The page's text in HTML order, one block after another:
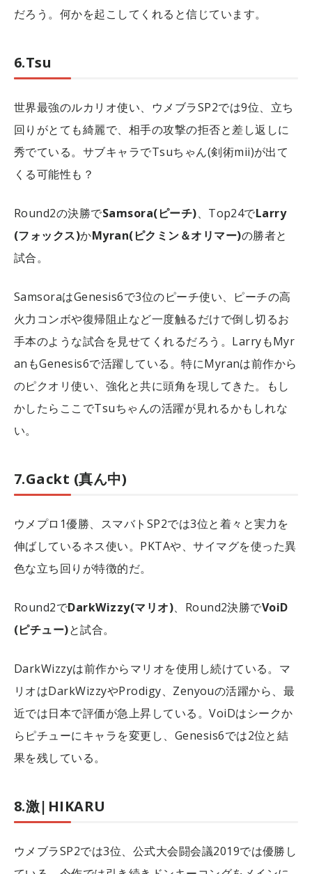
だろう。何かを起こしてくれると信じています。
6.Tsu
世界最強のルカリオ使い、ウメブラSP2では9位、立ち
回りがとても綺麗で、相手の攻撃の拒否と差し返しに
秀でている。サブキャラでTsuちゃん(剣術mii)が出て
くる可能性も？
Round2の決勝でSamsora(ピーチ)、Top24でLarry
(フォックス)かMyran(ピクミン＆オリマー)の勝者と
試合。
SamsoraはGenesis6で3位のピーチ使い、ピーチの高
火力コンボや復帰阻止など一度触るだけで倒し切るお
手本のような試合を見せてくれるだろう。LarryもMyr
anもGenesis6で活躍している。特にMyranは前作から
のピクオリ使い、強化と共に頭角を現してきた。もし
かしたらここでTsuちゃんの活躍が見れるかもしれな
い。
7.Gackt (真ん中)
ウメプロ1優勝、スマバトSP2では3位と着々と実力を
伸ばしているネス使い。PKTAや、サイマグを使った異
色な立ち回りが特徴的だ。
Round2でDarkWizzy(マリオ)、Round2決勝でVoiD
(ピチュー)と試合。
DarkWizzyは前作からマリオを使用し続けている。マ
リオはDarkWizzyやProdigy、Zenyouの活躍から、最
近では日本で評価が急上昇している。VoiDはシークか
らピチューにキャラを変更し、Genesis6では2位と結
果を残している。
8.激|HIKARU
ウメブラSP2では3位、公式大会闘会議2019では優勝し